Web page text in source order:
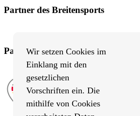
Wir setzen Cookies im
Einklang mit den
gesetzlichen
Vorschriften ein. Die
mithilfe von Cookies
Partner des Breitensports
Partner von BRV-Breitensport.de